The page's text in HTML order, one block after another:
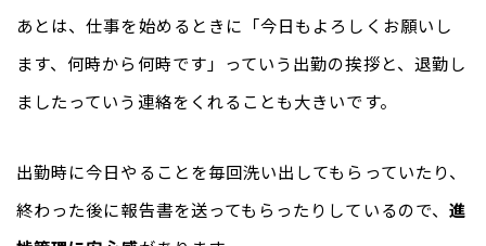
あとは、仕事を始めるときに「今日もよろしくお願いし
ます、何時から何時です」っていう出勤の挨拶と、退勤し
ましたっていう連絡をくれることも大きいです。
出勤時に今日やることを毎回洗い出してもらっていたり、
終わった後に報告書を送ってもらったりしているので、 進